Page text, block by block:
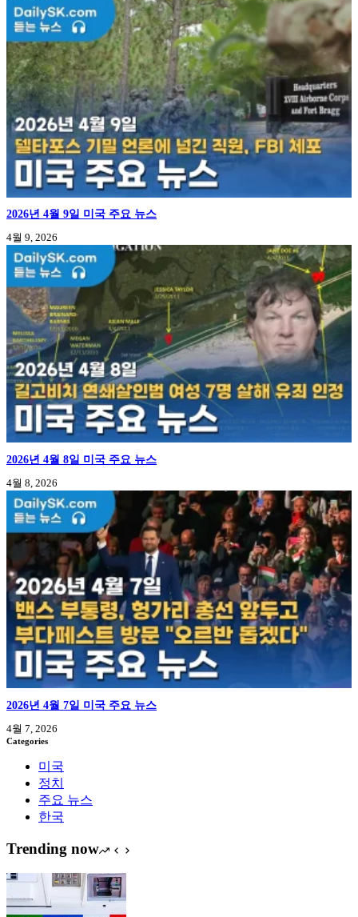
2026년 4월 9일 미국 주요 뉴스
4월 9, 2026
2026년 4월 8일 미국 주요 뉴스
4월 8, 2026
2026년 4월 7일 미국 주요 뉴스
4월 7, 2026
Categories
미국
정치
주요 뉴스
한국
Trending now